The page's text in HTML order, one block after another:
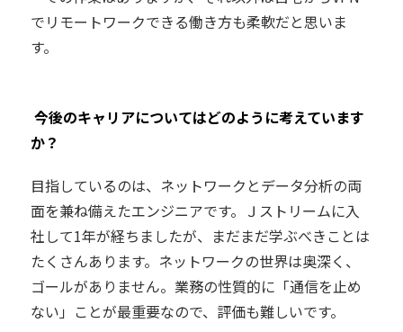
でリモートワークできる働き方も柔軟だと思いま
す。
―― 今後のキャリアについてはどのように考えています
か？
目指しているのは、ネットワークとデータ分析の両
面を兼ね備えたエンジニアです。Ｊストリームに入
社して1年が経ちましたが、まだまだ学ぶべきことは
たくさんあります。ネットワークの世界は奥深く、
ゴールがありません。業務の性質的に「通信を止め
ない」ことが最重要なので、評価も難しいです。